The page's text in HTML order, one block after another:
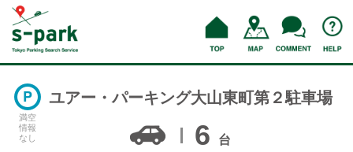
満空
情報
なし
ユアー・パーキング大山東町第２駐車場
6 台